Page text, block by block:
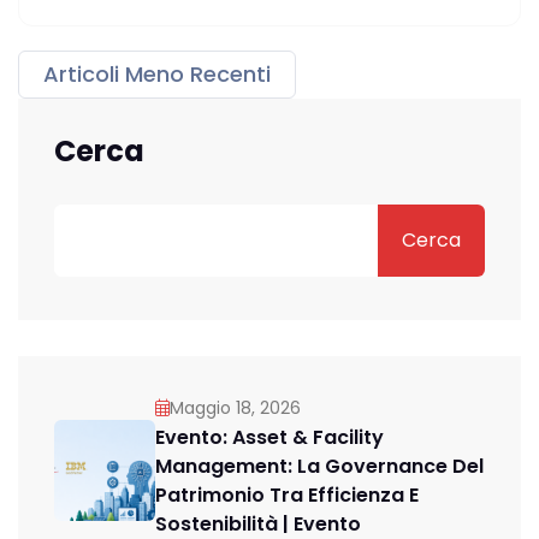
Articoli Meno Recenti
Cerca
Cerca
Maggio 18, 2026
Evento: Asset & Facility
Management: La Governance Del
Patrimonio Tra Efficienza E
Sostenibilità | Evento